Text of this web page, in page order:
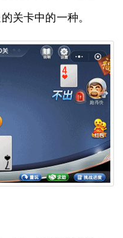
关卡中的一种。